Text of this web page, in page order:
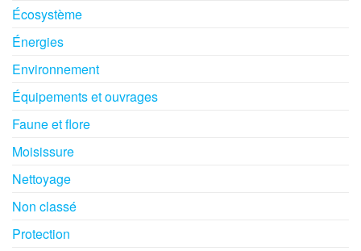
Écosystème
Énergies
Environnement
Équipements et ouvrages
Faune et flore
Moisissure
Nettoyage
Non classé
Protection